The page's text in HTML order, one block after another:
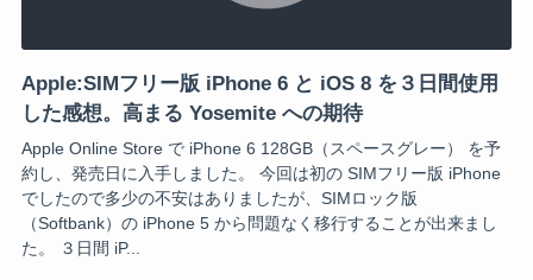
Apple:SIMフリー版 iPhone 6 と iOS 8 を３日間使用
した感想。高まる Yosemite への期待
Apple Online Store で iPhone 6 128GB（スペースグレー） を予
約し、発売日に入手しました。 今回は初の SIMフリー版 iPhone
でしたので多少の不安はありましたが、SIMロック版
（Softbank）の iPhone 5 から問題なく移行することが出来まし
た。 ３日間 iP...